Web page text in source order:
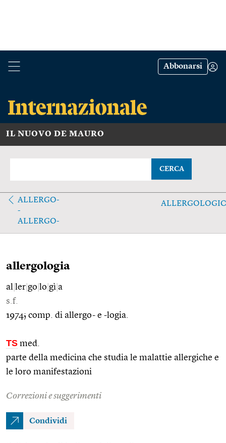
Abbonarsi
IL NUOVO DE MAURO
CERCA
ALLERGO-
-
ALLERGO-
allergologia
al ler go lo gì a
s.f.
1974; comp. di allergo- e -logia.
TS med.
parte della medicina che studia le malattie allergiche e
le loro manifestazioni
Correzioni e suggerimenti
Condividi